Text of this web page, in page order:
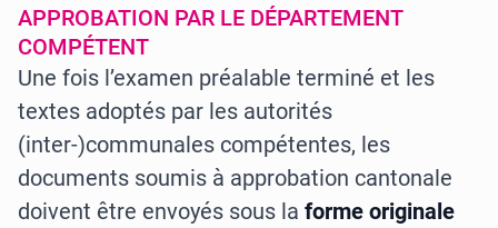
APPROBATION PAR LE DÉPARTEMENT
COMPÉTENT
Une fois l’examen préalable terminé et les
textes adoptés par les autorités
(inter-)communales compétentes, les
documents soumis à approbation cantonale
doivent être envoyés sous la forme originale